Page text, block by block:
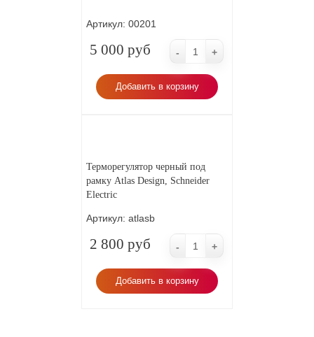
Артикул: 00201
5 000 руб - +
Добавить в корзину
Терморегулятор черный под
рамку Atlas Design, Schneider
Electric
Артикул: atlasb
2 800 руб - +
Добавить в корзину